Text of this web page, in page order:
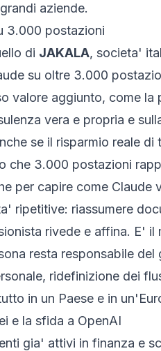
aziende.
3.000 postazioni
di JAKALA, societa'
su oltre 3.000
valore aggiunto, come
vera e propria e
se il risparmio reale
che 3.000 postazioni
per capire come
ripetitive: riassumere
rivede e affina. E'
resta responsabile
ridefinizione dei
in un Paese e in
e la sfida a OpenAI
gia' attivi in finanza e